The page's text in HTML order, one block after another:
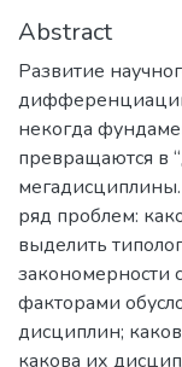
Abstract
Развитие
некогда
превращаются в
ряд проблем:
выделить
закономерности
факторами
дисциплин;
какова их